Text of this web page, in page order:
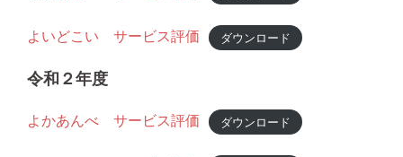
よいどこい サービス評価 ダウンロード
令和２年度
よかあんべ サービス評価 ダウンロード